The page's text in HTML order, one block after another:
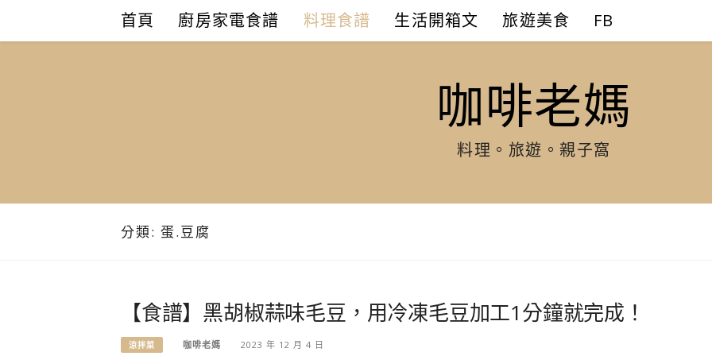
content
首頁 廚房家電食譜 料理食譜 生活開箱文 旅遊美食 FB
咖啡老媽
料理。旅遊。親子窩
分類: 蛋.豆腐
【食譜】黑胡椒蒜味毛豆，用冷凍毛豆加工1分鐘就完成！
涼拌菜 咖啡老媽 2023 年 12 月 4 日